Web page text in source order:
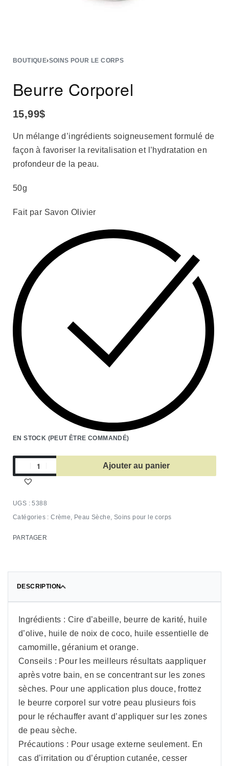
BOUTIQUE›SOINS POUR LE CORPS
Beurre Corporel
15,99$
Un mélange d’ingrédients soigneusement formulé de
façon à favoriser la revitalisation et l’hydratation en
profondeur de la peau.
50g
Fait par Savon Olivier
EN STOCK (PEUT ÊTRE COMMANDÉ)
Ajouter au panier
5388
Catégories :Crème, Peau Sèche, Soins pour le corps
PARTAGER
DESCRIPTION
Ingrédients : Cire d’abeille, beurre de karité, huile
d’olive, huile de noix de coco, huile essentielle de
camomille, géranium et orange.
Conseils : Pour les meilleurs résultats aappliquer
après votre bain, en se concentrant sur les zones
sèches. Pour une application plus douce, frottez
le beurre corporel sur votre peau plusieurs fois
pour le réchauffer avant d’appliquer sur les zones
de peau sèche.
Précautions : Pour usage externe seulement. En
cas d’irritation ou d’éruption cutanée, cesser